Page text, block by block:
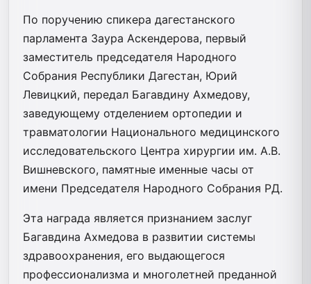
По поручению спикера дагестанского
парламента Заура Аскендерова, первый
заместитель председателя Народного
Собрания Республики Дагестан, Юрий
Левицкий, передал Багавдину Ахмедову,
заведующему отделением ортопедии и
травматологии Национального медицинского
исследовательского Центра хирургии им. А.В.
Вишневского, памятные именные часы от
имени Председателя Народного Собрания РД.
Эта награда является признанием заслуг
Багавдина Ахмедова в развитии системы
здравоохранения, его выдающегося
профессионализма и многолетней преданной